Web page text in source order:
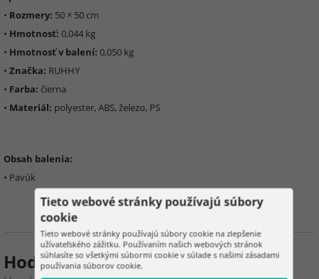
• Rozmery: 50 × 50 cm
• Hmotnosť: 0,044 kg
• Hmotnosť v balení: 0,050 kg
• Značka: RUHHY
• Farba: čierna
• Materiál: polyester, ABS, železo, PS
Obsah balenia:
• Pavúk
Hodnotenie produktu
Tieto webové stránky používajú súbory
cookie
Tieto webové stránky používajú súbory cookie na zlepšenie
užívateľského zážitku. Používaním našich webových stránok
súhlasíte so všetkými súbormi cookie v súlade s našimi zásadami
používania súborov cookie.